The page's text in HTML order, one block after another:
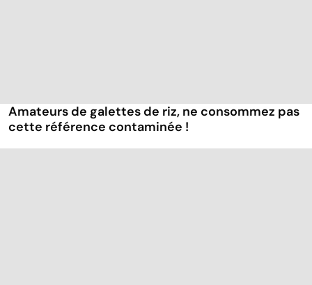
Amateurs de galettes de riz, ne consommez pas
cette référence contaminée !